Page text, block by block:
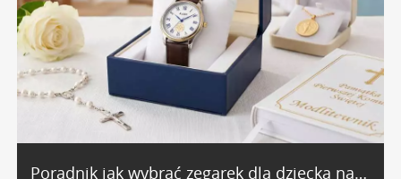
Poradnik jak wybrać zegarek dla dziecka na Komunię?